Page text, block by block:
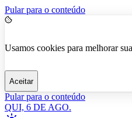
Pular para o conteúdo
Usamos cookies para melhorar
Aceitar
Pular para o conteúdo
QUI, 6 DE AGO.